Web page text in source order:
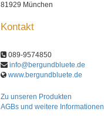
81929 München
Kontakt
089-9574850
info@bergundbluete.de
www.bergundbluete.de
Zu unseren Produkten
AGBs und weitere Informationen